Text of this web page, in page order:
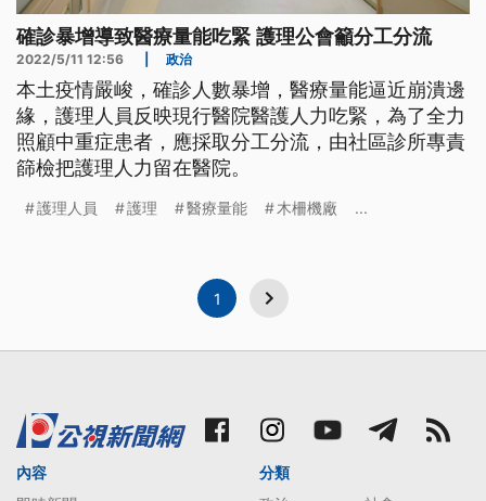
確診暴增導致醫療量能吃緊 護理公會籲分工分流
2022/5/11 12:56 政治
本土疫情嚴峻，確診人數暴增，醫療量能逼近崩潰邊
緣，護理人員反映現行醫院醫護人力吃緊，為了全力
照顧中重症患者，應採取分工分流，由社區診所專責
篩檢把護理人力留在醫院。
護理人員 護理 醫療量能 木柵機廠 ...
1
內容
分類